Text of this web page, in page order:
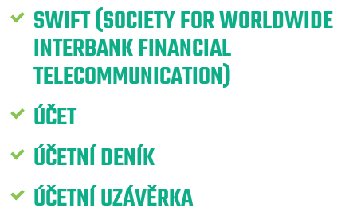
SWIFT (SOCIETY FOR WORLDWIDE
INTERBANK FINANCIAL
TELECOMMUNICATION)
ÚČET
ÚČETNÍ DENÍK
ÚČETNÍ UZÁVĚRKA